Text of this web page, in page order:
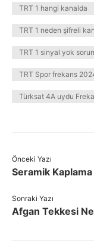
TRT 1 hangi kanalda
TRT 1 neden şifreli
TRT 1 sinyal yok
TRT Spor frekans
Türksat 4A uydu
Önceki Yazı
Seramik
Sonraki Yazı
Afgan Tekkesi